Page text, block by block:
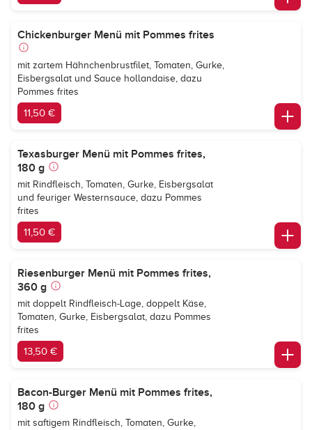
Chickenburger Menü mit Pommes frites
mit zartem Hähnchenbrustfilet, Tomaten, Gurke,
Eisbergsalat und Sauce hollandaise, dazu
Pommes frites
11,50 €
Texasburger Menü mit Pommes frites,
180 g
mit Rindfleisch, Tomaten, Gurke, Eisbergsalat
und feuriger Westernsauce, dazu Pommes
frites
11,50 €
Riesenburger Menü mit Pommes frites,
360 g
mit doppelt Rindfleisch-Lage, doppelt Käse,
Tomaten, Gurke, Eisbergsalat, dazu Pommes
frites
13,50 €
Bacon-Burger Menü mit Pommes frites,
180 g
mit saftigem Rindfleisch, Tomaten, Gurke,